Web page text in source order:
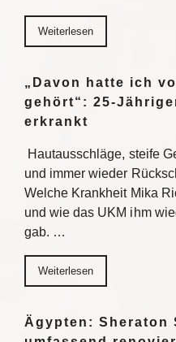
Weiterlesen
„Davon hatte ich
gehört“: 25-
erkrankt
Hautausschläge, steife
und immer wieder
Welche Krankheit Mika
und wie das UKM ihm
gab. …
Weiterlesen
Ägypten: Sheraton